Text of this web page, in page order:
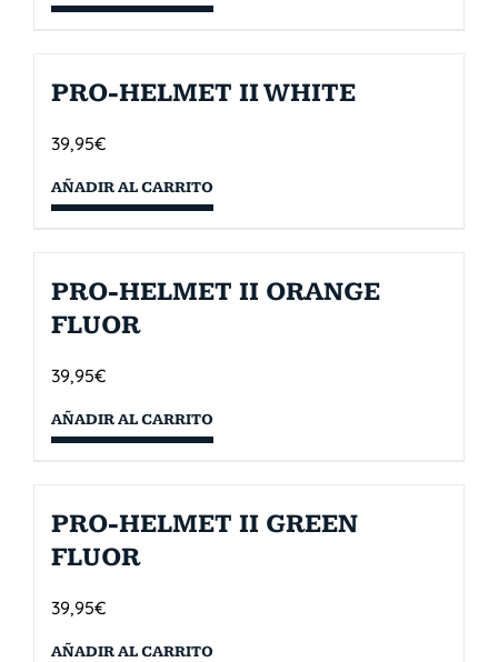
PRO-HELMET II WHITE
39,95€
AÑADIR AL CARRITO
PRO-HELMET II ORANGE
FLUOR
39,95€
AÑADIR AL CARRITO
PRO-HELMET II GREEN
FLUOR
39,95€
AÑADIR AL CARRITO